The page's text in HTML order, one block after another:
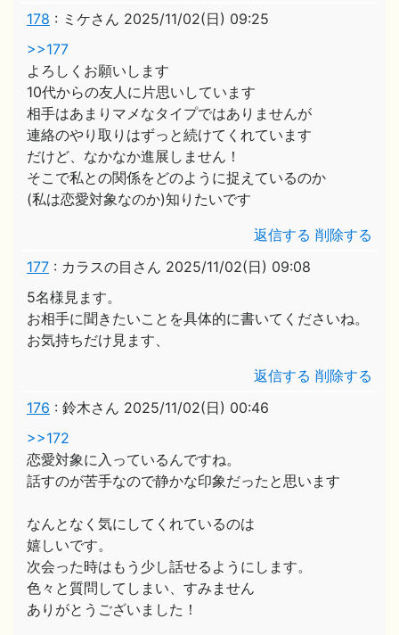
178 : ミケさん 2025/11/02(日) 09:25
>>177
よろしくお願いします
10代からの友人に片思いしています
相手はあまりマメなタイプではありませんが
連絡のやり取りはずっと続けてくれています
だけど、なかなか進展しません！
そこで私との関係をどのように捉えているのか
(私は恋愛対象なのか)知りたいです
返信する 削除する
177 : カラスの目さん 2025/11/02(日) 09:08
5名様見ます。
お相手に聞きたいことを具体的に書いてくださいね。
お気持ちだけ見ます、
返信する 削除する
176 : 鈴木さん 2025/11/02(日) 00:46
>>172
恋愛対象に入っているんですね。
話すのが苦手なので静かな印象だったと思います
なんとなく気にしてくれているのは
嬉しいです。
次会った時はもう少し話せるようにします。
色々と質問してしまい、すみません
ありがとうございました！